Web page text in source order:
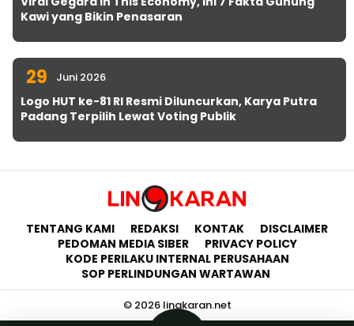
Kawi yang Bikin Penasaran
29 Juni 2026
Logo HUT ke-81 RI Resmi Diluncurkan, Karya Putra
Padang Terpilih Lewat Voting Publik
TENTANG KAMI REDAKSI KONTAK
DISCLAIMER
PEDOMAN MEDIA SIBER
PRIVACY POLICY
KODE PERILAKU INTERNAL PERUSAHAAN
SOP PERLINDUNGAN WARTAWAN
© 2026 lingkaran.net